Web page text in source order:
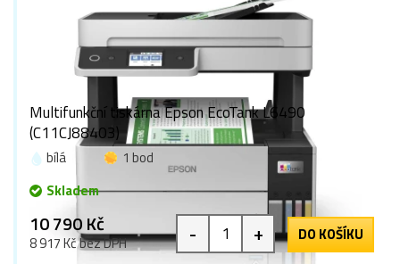
Multifunkční tiskárna Epson EcoTank L6490
(C11CJ88403)
bílá
1 bod
Skladem
10 790 Kč
8 917 Kč bez DPH - + DO KOŠÍKU